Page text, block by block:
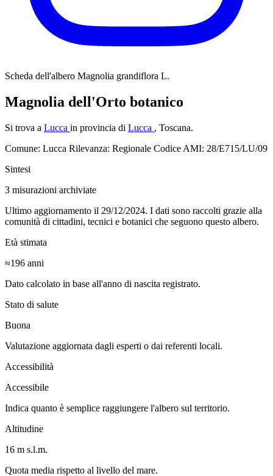
Scheda dell'albero Magnolia grandiflora L.
Magnolia dell'Orto botanico
Si trova a Lucca in provincia di Lucca , Toscana.
Comune: Lucca Rilevanza: Regionale Codice AMI: 28/E715/LU/09
Sintesi
3 misurazioni archiviate
Ultimo aggiornamento il 29/12/2024. I dati sono raccolti grazie alla
comunità di cittadini, tecnici e botanici che seguono questo albero.
Età stimata
≈196 anni
Dato calcolato in base all'anno di nascita registrato.
Stato di salute
Buona
Valutazione aggiornata dagli esperti o dai referenti locali.
Accessibilità
Accessibile
Indica quanto è semplice raggiungere l'albero sul territorio.
Altitudine
16 m s.l.m.
Quota media rispetto al livello del mare.